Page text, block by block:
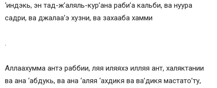
‘индэкь, эн тад-ж’аляль-кур’ана раби’а кальби, ва нуура
садри, ва джалаа’э хузни, ва захааба хамми
.
Аллаахумма антэ раббии, ляя иляяхэ илляя ант, халяктании
ва ана ‘абдукь, ва ана ‘аляя ‘ахдикя ва ва’дикя мастато’ту,